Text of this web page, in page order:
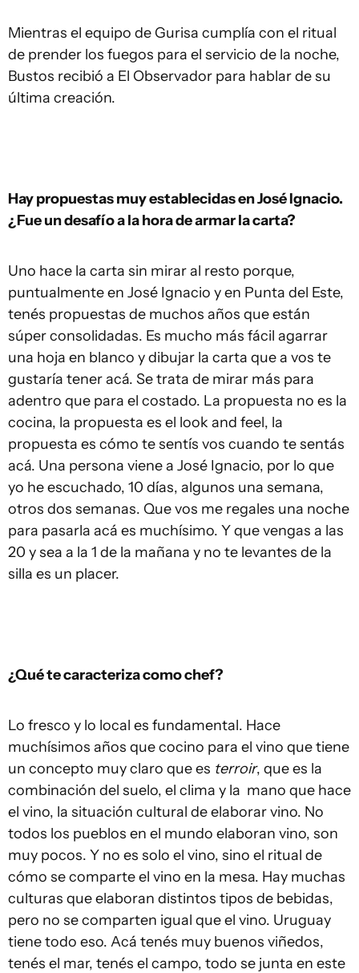
Mientras el equipo de Gurisa cumplía con el ritual
de prender los fuegos para el servicio de la noche,
Bustos recibió a El Observador para hablar de su
última creación.
Hay propuestas muy establecidas en José Ignacio.
¿Fue un desafío a la hora de armar la carta?
Uno hace la carta sin mirar al resto porque,
puntualmente en José Ignacio y en Punta del Este,
tenés propuestas de muchos años que están
súper consolidadas. Es mucho más fácil agarrar
una hoja en blanco y dibujar la carta que a vos te
gustaría tener acá. Se trata de mirar más para
adentro que para el costado. La propuesta no es la
cocina, la propuesta es el look and feel, la
propuesta es cómo te sentís vos cuando te sentás
acá. Una persona viene a José Ignacio, por lo que
yo he escuchado, 10 días, algunos una semana,
otros dos semanas. Que vos me regales una noche
para pasarla acá es muchísimo. Y que vengas a las
20 y sea a la 1 de la mañana y no te levantes de la
silla es un placer.
¿Qué te caracteriza como chef?
Lo fresco y lo local es fundamental. Hace
muchísimos años que cocino para el vino que tiene
un concepto muy claro que es terroir, que es la
combinación del suelo, el clima y la mano que hace
el vino, la situación cultural de elaborar vino. No
todos los pueblos en el mundo elaboran vino, son
muy pocos. Y no es solo el vino, sino el ritual de
cómo se comparte el vino en la mesa. Hay muchas
culturas que elaboran distintos tipos de bebidas,
pero no se comparten igual que el vino. Uruguay
tiene todo eso. Acá tenés muy buenos viñedos,
tenés el mar, tenés el campo, todo se junta en este